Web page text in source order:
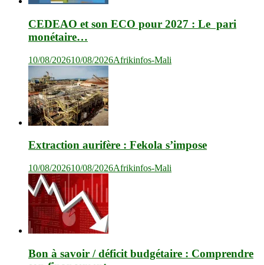
CEDEAO et son ECO pour 2027 : Le pari
monétaire…
10/08/202610/08/2026Afrikinfos-Mali
Extraction aurifère : Fekola s’impose
10/08/202610/08/2026Afrikinfos-Mali
Bon à savoir / déficit budgétaire : Comprendre